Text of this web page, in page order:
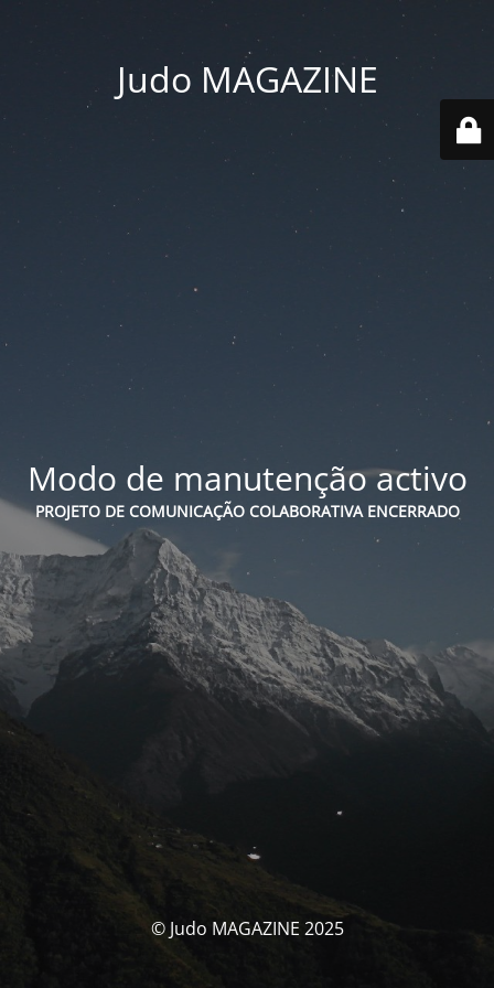
Judo MAGAZINE
Modo de manutenção activo
PROJETO DE COMUNICAÇÃO COLABORATIVA ENCERRADO
© Judo MAGAZINE 2025